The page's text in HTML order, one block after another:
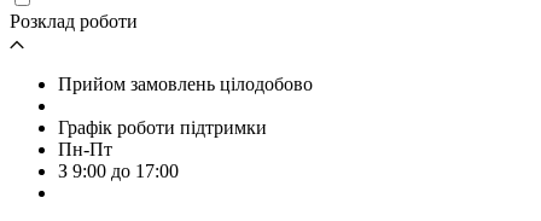
Розклад роботи
Прийом замовлень цілодобово
Графік роботи підтримки
Пн-Пт
З 9:00 до 17:00